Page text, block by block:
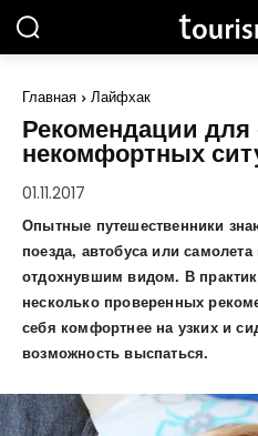
Главная Лайфхак
Рекомендации для
некомфортных
01.11.2017
Опытные путешественники
поезда, автобуса или
отдохнувшим видом. В
несколько проверенных
себя комфортнее на узких и
возможность выспаться.